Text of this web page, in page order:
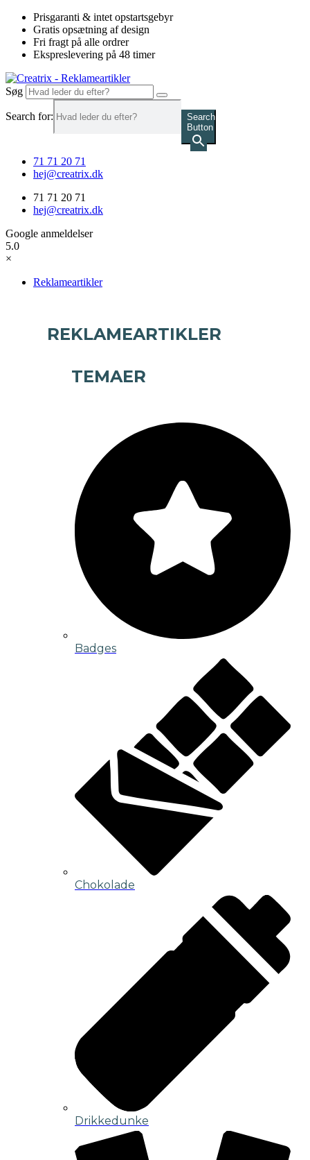
Videre
indhold
Prisgaranti & intet opstartsgebyr
Gratis opsætning af design
Fri fragt på alle ordrer
Ekspreslevering på 48 timer
Søg
Search for:
Search
Button
71 71 20 71
hej@creatrix.dk
71 71 20 71
hej@creatrix.dk
Google anmeldelser
5.0
×
Reklameartikler
REKLAMEARTIKLER
TEMAER
Badges
Chokolade
Drikkedunke